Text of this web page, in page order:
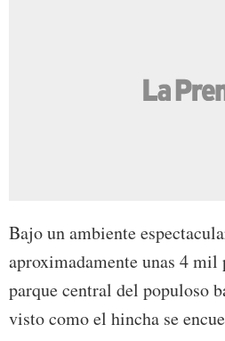
Bajo un ambiente
aproximadamente unas 4 mil
parque central del populoso
visto como el hincha se